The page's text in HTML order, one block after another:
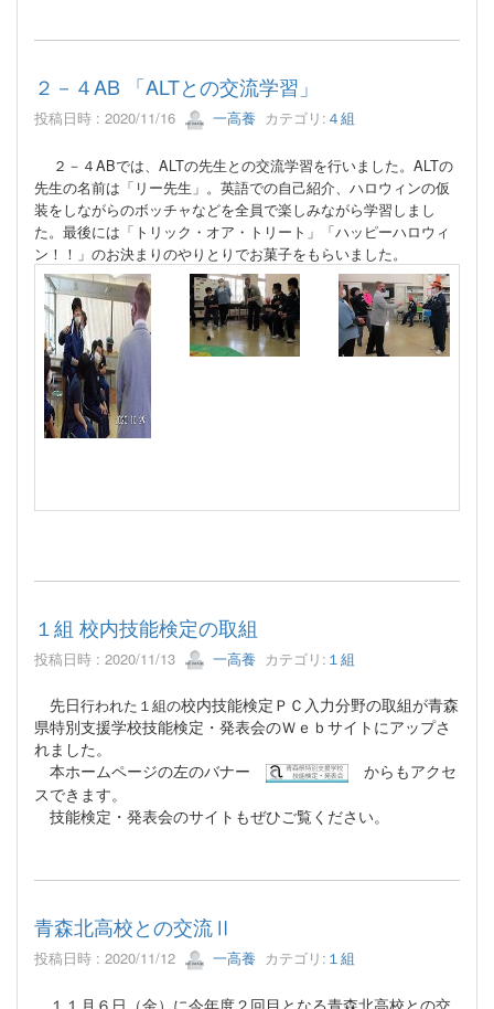
２－４AB 「ALTとの交流学習」
投稿日時 : 2020/11/16 一高養 カテゴリ: ４組
２－４ABでは、ALTの先生との交流学習を行いました。 ALTの
先生の名前は「リー先生」。 英語での自己紹介、ハロウィンの仮
装をしながらのボッチャなどを全員で楽しみながら学習しまし
た。 最後には「トリック・オア・トリート」「ハッピーハロウィ
ン！！」のお決まりのやりとりでお菓子をもらいました。
１組 校内技能検定の取組
投稿日時 : 2020/11/13 一高養 カテゴリ: １組
先日行われた１組の校内技能検定ＰＣ入力分野の取組が青森
県特別支援学校技能検定・発表会のＷｅｂサイトにアップさ
れました。
本ホームページの左のバナー
からもアクセ
スできます。
技能検定・発表会のサイトもぜひご覧ください。
青森北高校との交流Ⅱ
投稿日時 : 2020/11/12 一高養 カテゴリ: １組
１１月６日（金）に今年度２回目となる青森北高校との交